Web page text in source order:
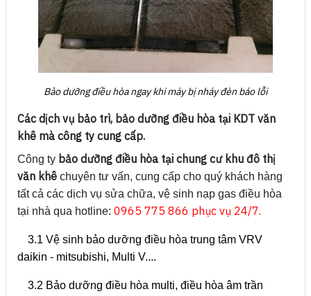
Bảo dưỡng điều hòa ngay khi máy bị nháy đèn báo lỗi
Các dịch vụ bảo trì, bảo dưỡng điều hòa tại KDT văn
khê mà công ty cung cấp.
Công ty bảo dưỡng điều hòa tại chung cư khu đô thị
văn khê chuyên tư vấn, cung cấp cho quý khách hàng
tất cả các dịch vụ sửa chữa, vệ sinh nạp gas điều hòa
tại nhà qua hotline: 0965 775 866 phục vụ 24/7.
3.1 Vệ sinh bảo dưỡng điều hòa trung tâm VRV
daikin - mitsubishi, Multi V....
3.2 Bảo dưỡng điều hòa multi, điều hòa âm trần